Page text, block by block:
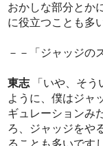
おかしな部分とか
に役立つことも多
－－「ジャッジの
東志「いや、そう
ように、僕はジャ
ギュレーションみ
ろ、ジャッジをや